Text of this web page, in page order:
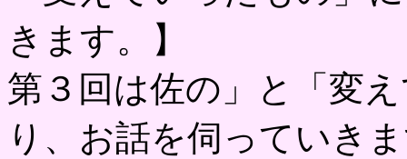
きます。】
第３回は佐の」と「変
り、お話を伺っていき